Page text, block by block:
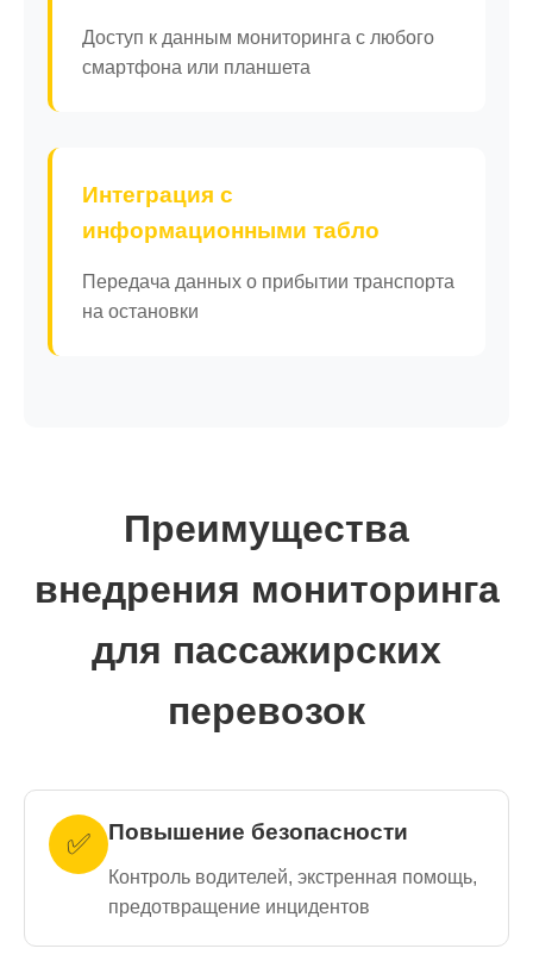
Доступ к данным мониторинга с любого
смартфона или планшета
Интеграция с
информационными табло
Передача данных о прибытии транспорта
на остановки
Преимущества
внедрения мониторинга
для пассажирских
перевозок
✅ Повышение безопасности
Контроль водителей, экстренная помощь,
предотвращение инцидентов